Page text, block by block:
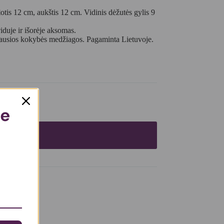
12 cm, aukštis 12 cm. Vidinis dėžutės gylis 9
ir išorėje aksomas.
kokybės medžiagos. Pagaminta Lietuvoje.